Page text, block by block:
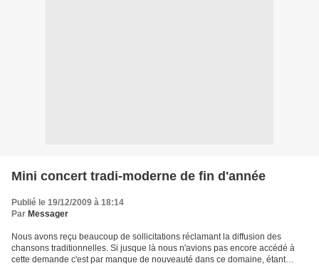
Mini concert tradi-moderne de fin d'année
Publié le 19/12/2009 à 18:14
Par Messager
Nous avons reçu beaucoup de sollicitations réclamant la diffusion des
chansons traditionnelles. Si jusque là nous n'avions pas encore accédé à
cette demande c'est par manque de nouveauté dans ce domaine, étant